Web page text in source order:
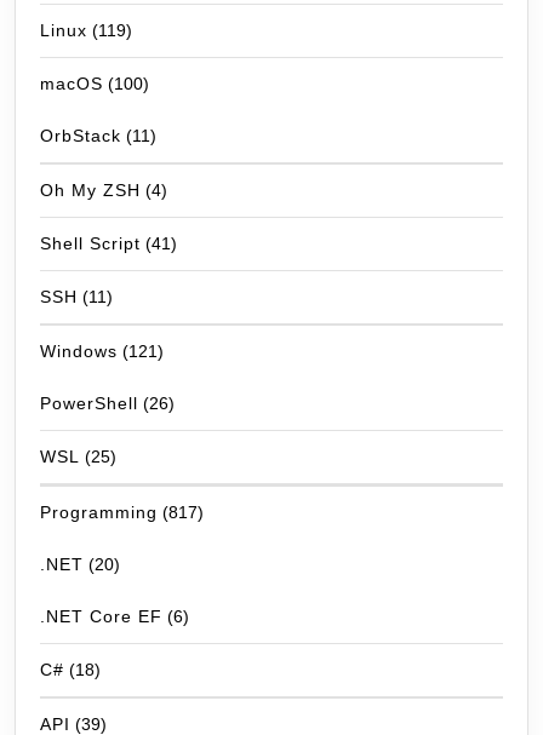
Linux (119)
macOS (100)
OrbStack (11)
Oh My ZSH (4)
Shell Script (41)
SSH (11)
Windows (121)
PowerShell (26)
WSL (25)
Programming (817)
.NET (20)
.NET Core EF (6)
C# (18)
API (39)